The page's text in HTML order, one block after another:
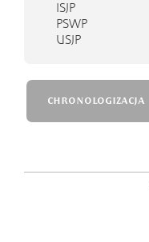
ISJP
PSWP
USJP
CHRONOLOGIZACJA